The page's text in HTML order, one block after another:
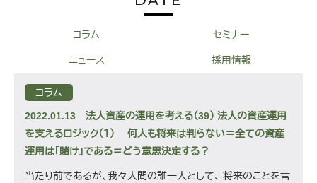
コラム セミナー
ニュース 採用情報
コラム
2022.01.13 法人資産の運用を考える（39） 法人の資産運用
を支えるロジック（１） 何人も将来は判らない＝全ての資産
運用は「賭け」である＝どう意思決定する？
当たり前であるが、我々人間の誰一人として、 将来のことを言